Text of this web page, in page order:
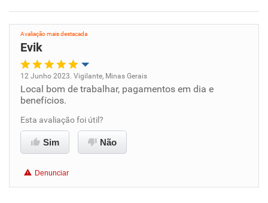
Avaliação mais destacada
Evik
Oportunidade de promoção
Ambiente de trabalho
Conciliação com a vida familiar
12 Junho 2023. Vigilante, Minas Gerais
Local bom de trabalhar, pagamentos em dia e
benefícios.
Esta avaliação foi útil?
Sim Não
Denunciar